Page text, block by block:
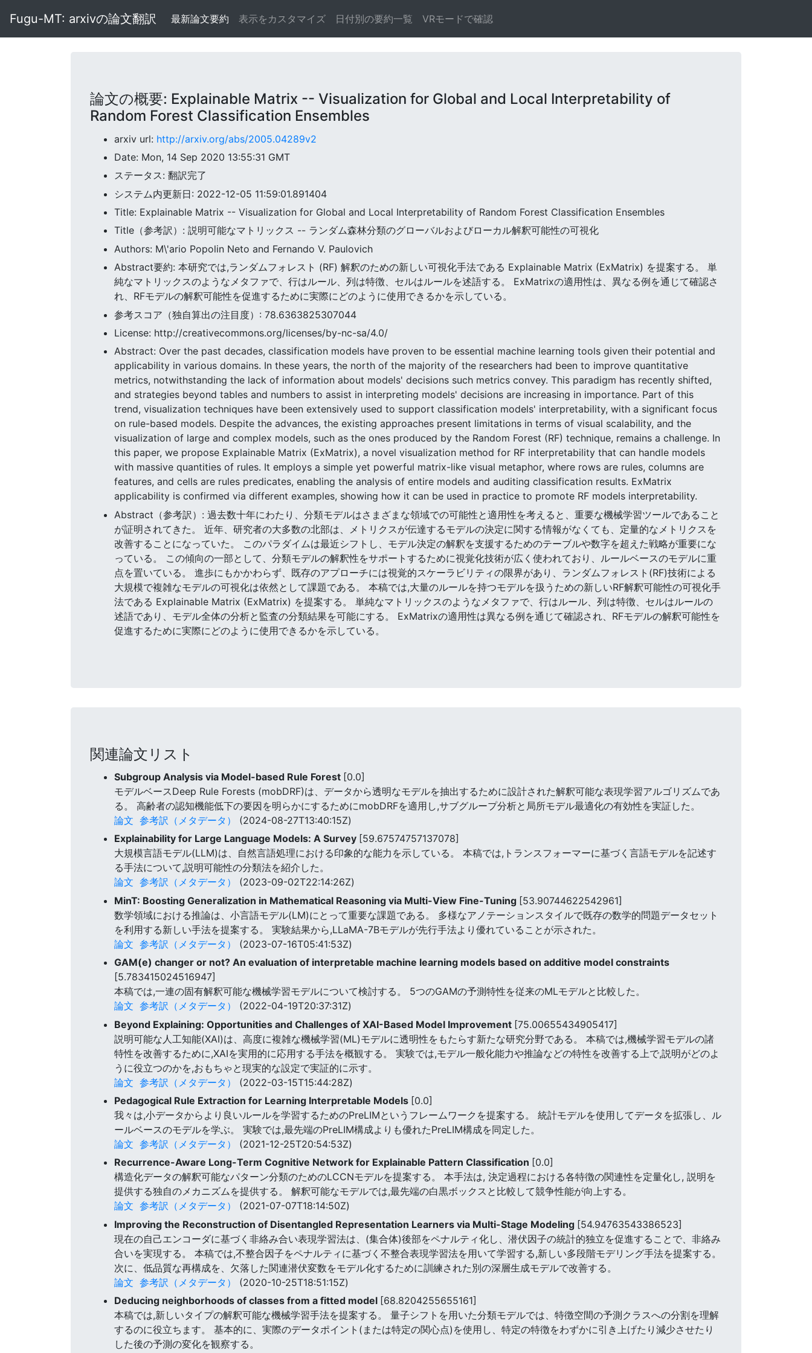
Fugu-MT: arxivの論文翻訳 最新論文要約 表示をカスタマイズ 日付別の要約一覧 VRモードで確認
論文の概要: Explainable Matrix -- Visualization for Global and Local Interpretability of
Random Forest Classification Ensembles
arxiv url: http://arxiv.org/abs/2005.04289v2
Date: Mon, 14 Sep 2020 13:55:31 GMT
ステータス: 翻訳完了
システム内更新日: 2022-12-05 11:59:01.891404
Title: Explainable Matrix -- Visualization for Global and Local Interpretability of Random Forest Classification Ensembles
Title（参考訳）: 説明可能なマトリックス -- ランダム森林分類のグローバルおよびローカル解釈可能性の可視化
Authors: M\'ario Popolin Neto and Fernando V. Paulovich
Abstract要約: 本研究では,ランダムフォレスト (RF) 解釈のための新しい可視化手法である Explainable Matrix (ExMatrix) を提案する。 単
純なマトリックスのようなメタファで、行はルール、列は特徴、セルはルールを述語する。 ExMatrixの適用性は、異なる例を通じて確認さ
れ、RFモデルの解釈可能性を促進するために実際にどのように使用できるかを示している。
参考スコア（独自算出の注目度）: 78.6363825307044
License: http://creativecommons.org/licenses/by-nc-sa/4.0/
Abstract: Over the past decades, classification models have proven to be essential machine learning tools given their potential and
applicability in various domains. In these years, the north of the majority of the researchers had been to improve quantitative
metrics, notwithstanding the lack of information about models' decisions such metrics convey. This paradigm has recently shifted,
and strategies beyond tables and numbers to assist in interpreting models' decisions are increasing in importance. Part of this
trend, visualization techniques have been extensively used to support classification models' interpretability, with a significant focus
on rule-based models. Despite the advances, the existing approaches present limitations in terms of visual scalability, and the
visualization of large and complex models, such as the ones produced by the Random Forest (RF) technique, remains a challenge. In
this paper, we propose Explainable Matrix (ExMatrix), a novel visualization method for RF interpretability that can handle models
with massive quantities of rules. It employs a simple yet powerful matrix-like visual metaphor, where rows are rules, columns are
features, and cells are rules predicates, enabling the analysis of entire models and auditing classification results. ExMatrix
applicability is confirmed via different examples, showing how it can be used in practice to promote RF models interpretability.
Abstract（参考訳）: 過去数十年にわたり、分類モデルはさまざまな領域での可能性と適用性を考えると、重要な機械学習ツールであること
が証明されてきた。 近年、研究者の大多数の北部は、メトリクスが伝達するモデルの決定に関する情報がなくても、定量的なメトリクスを
改善することになっていた。 このパラダイムは最近シフトし、モデル決定の解釈を支援するためのテーブルや数字を超えた戦略が重要にな
っている。 この傾向の一部として、分類モデルの解釈性をサポートするために視覚化技術が広く使われており、ルールベースのモデルに重
点を置いている。 進歩にもかかわらず、既存のアプローチには視覚的スケーラビリティの限界があり、ランダムフォレスト(RF)技術による
大規模で複雑なモデルの可視化は依然として課題である。 本稿では,大量のルールを持つモデルを扱うための新しいRF解釈可能性の可視化手
法である Explainable Matrix (ExMatrix) を提案する。 単純なマトリックスのようなメタファで、行はルール、列は特徴、セルはルールの
述語であり、モデル全体の分析と監査の分類結果を可能にする。 ExMatrixの適用性は異なる例を通じて確認され、RFモデルの解釈可能性を
促進するために実際にどのように使用できるかを示している。
関連論文リスト
Subgroup Analysis via Model-based Rule Forest [0.0]
モデルベースDeep Rule Forests (mobDRF)は、データから透明なモデルを抽出するために設計された解釈可能な表現学習アルゴリズムであ
る。 高齢者の認知機能低下の要因を明らかにするためにmobDRFを適用し,サブグループ分析と局所モデル最適化の有効性を実証した。
論文 参考訳（メタデータ）
(2024-08-27T13:40:15Z)
Explainability for Large Language Models: A Survey [59.67574757137078]
大規模言語モデル(LLM)は、自然言語処理における印象的な能力を示している。 本稿では,トランスフォーマーに基づく言語モデルを記述す
る手法について,説明可能性の分類法を紹介した。
論文 参考訳（メタデータ）
(2023-09-02T22:14:26Z)
MinT: Boosting Generalization in Mathematical Reasoning via Multi-View Fine-Tuning [53.90744622542961]
数学領域における推論は、小言語モデル(LM)にとって重要な課題である。 多様なアノテーションスタイルで既存の数学的問題データセット
を利用する新しい手法を提案する。 実験結果から,LLaMA-7Bモデルが先行手法より優れていることが示された。
論文 参考訳（メタデータ）
(2023-07-16T05:41:53Z)
GAM(e) changer or not? An evaluation of interpretable machine learning models based on additive model constraints
[5.783415024516947]
本稿では,一連の固有解釈可能な機械学習モデルについて検討する。 5つのGAMの予測特性を従来のMLモデルと比較した。
論文 参考訳（メタデータ）
(2022-04-19T20:37:31Z)
Beyond Explaining: Opportunities and Challenges of XAI-Based Model Improvement [75.00655434905417]
説明可能な人工知能(XAI)は、高度に複雑な機械学習(ML)モデルに透明性をもたらす新たな研究分野である。 本稿では,機械学習モデルの諸
特性を改善するために,XAIを実用的に応用する手法を概観する。 実験では,モデル一般化能力や推論などの特性を改善する上で,説明がどのよ
うに役立つのかを,おもちゃと現実的な設定で実証的に示す。
論文 参考訳（メタデータ）
(2022-03-15T15:44:28Z)
Pedagogical Rule Extraction for Learning Interpretable Models [0.0]
我々は,小データからより良いルールを学習するためのPreLIMというフレームワークを提案する。 統計モデルを使用してデータを拡張し、ル
ールベースのモデルを学ぶ。 実験では,最先端のPreLIM構成よりも優れたPreLIM構成を同定した。
論文 参考訳（メタデータ）
(2021-12-25T20:54:53Z)
Recurrence-Aware Long-Term Cognitive Network for Explainable Pattern Classification [0.0]
構造化データの解釈可能なパターン分類のためのLCCNモデルを提案する。 本手法は, 決定過程における各特徴の関連性を定量化し, 説明を
提供する独自のメカニズムを提供する。 解釈可能なモデルでは,最先端の白黒ボックスと比較して競争性能が向上する。
論文 参考訳（メタデータ）
(2021-07-07T18:14:50Z)
Improving the Reconstruction of Disentangled Representation Learners via Multi-Stage Modeling [54.94763543386523]
現在の自己エンコーダに基づく非絡み合い表現学習法は、(集合体)後部をペナルティ化し、潜伏因子の統計的独立を促進することで、非絡み
合いを実現する。 本稿では,不整合因子をペナルティに基づく不整合表現学習法を用いて学習する,新しい多段階モデリング手法を提案する。
次に、低品質な再構成を、欠落した関連潜伏変数をモデル化するために訓練された別の深層生成モデルで改善する。
論文 参考訳（メタデータ）
(2020-10-25T18:51:15Z)
Deducing neighborhoods of classes from a fitted model [68.8204255655161]
本稿では,新しいタイプの解釈可能な機械学習手法を提案する。 量子シフトを用いた分類モデルでは、特徴空間の予測クラスへの分割を理解
するのに役立ちます。 基本的に、実際のデータポイント(または特定の関心点)を使用し、特定の特徴をわずかに引き上げたり減少させたり
した後の予測の変化を観察する。